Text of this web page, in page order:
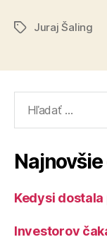
ZnačkyJuraj Šaling
Kedysi
Investorov